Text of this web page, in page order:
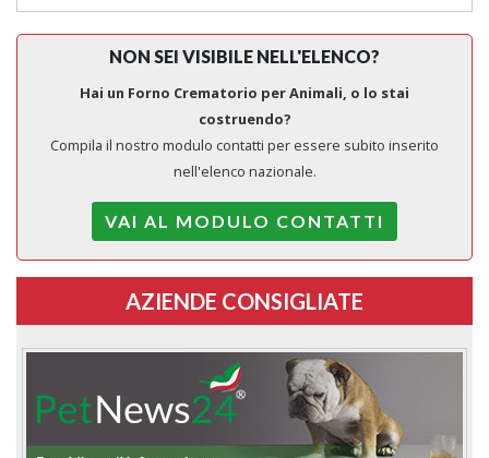
NON SEI VISIBILE NELL'ELENCO?
Hai un Forno Crematorio per Animali, o lo stai
costruendo?
Compila il nostro modulo contatti per essere subito inserito
nell'elenco nazionale.
VAI AL MODULO CONTATTI
AZIENDE CONSIGLIATE